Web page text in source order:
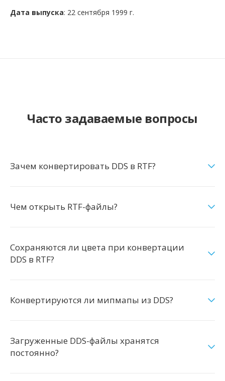
Дата выпуска: 22 сентября 1999 г.
Часто задаваемые вопросы
Зачем конвертировать DDS в RTF?
Чем открыть RTF-файлы?
Сохраняются ли цвета при конвертации
DDS в RTF?
Конвертируются ли мипмапы из DDS?
Загруженные DDS-файлы хранятся
постоянно?